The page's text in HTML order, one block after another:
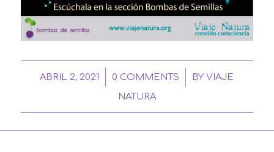
ABRIL 2, 2021
/ 0 COMMENTS
/ BYVIAJE
NATURA